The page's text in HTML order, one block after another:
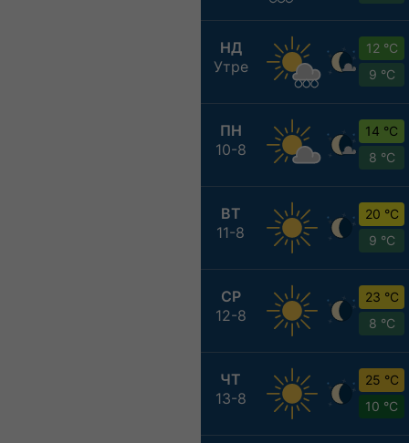
НД
Утре
12 °C
9 °C
ПН
10-8
14 °C
8 °C
ВТ
11-8
20 °C
9 °C
СР
12-8
23 °C
8 °C
ЧТ
13-8
25 °C
10 °C